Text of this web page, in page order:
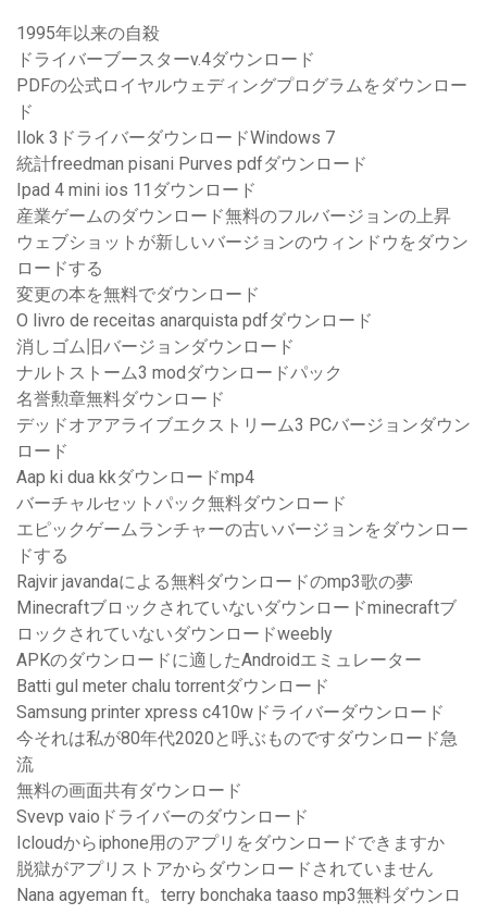
1995年以来の自殺
ドライバーブースターv.4ダウンロード
PDFの公式ロイヤルウェディングプログラムをダウンロー
ド
Ilok 3ドライバーダウンロードWindows 7
統計freedman pisani Purves pdfダウンロード
Ipad 4 mini ios 11ダウンロード
産業ゲームのダウンロード無料のフルバージョンの上昇
ウェブショットが新しいバージョンのウィンドウをダウン
ロードする
変更の本を無料でダウンロード
O livro de receitas anarquista pdfダウンロード
消しゴム旧バージョンダウンロード
ナルトストーム3 modダウンロードパック
名誉勲章無料ダウンロード
デッドオアアライブエクストリーム3 PCバージョンダウン
ロード
Aap ki dua kkダウンロードmp4
バーチャルセットパック無料ダウンロード
エピックゲームランチャーの古いバージョンをダウンロー
ドする
Rajvir javandaによる無料ダウンロードのmp3歌の夢
Minecraftブロックされていないダウンロードminecraftブ
ロックされていないダウンロードweebly
APKのダウンロードに適したAndroidエミュレーター
Batti gul meter chalu torrentダウンロード
Samsung printer xpress c410wドライバーダウンロード
今それは私が80年代2020と呼ぶものですダウンロード急
流
無料の画面共有ダウンロード
Svevp vaioドライバーのダウンロード
Icloudからiphone用のアプリをダウンロードできますか
脱獄がアプリストアからダウンロードされていません
Nana agyeman ft。terry bonchaka taaso mp3無料ダウンロ